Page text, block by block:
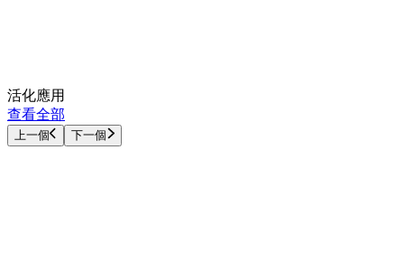
活化應用
查看全部
上一個 下一個